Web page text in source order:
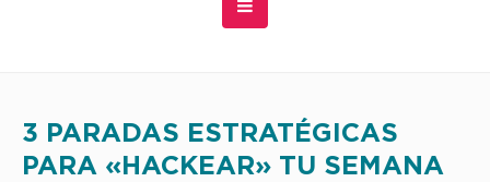
3 PARADAS ESTRATÉGICAS
PARA «HACKEAR» TU SEMANA